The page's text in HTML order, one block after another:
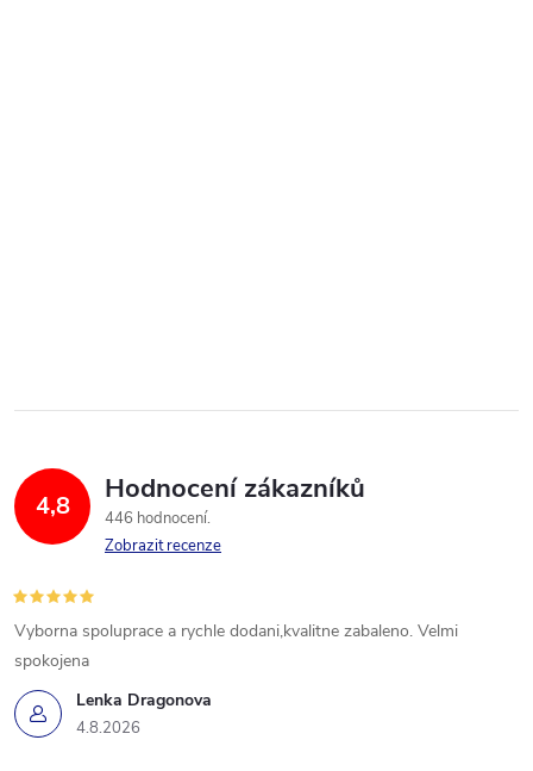
4,8 Hodnocení zákazníků
446 hodnocení
Zobrazit recenze
Lenka Dragonova
4.8.2026
Vyborna spoluprace a rychle dodani,kvalitne zabaleno. Velmi
spokojena